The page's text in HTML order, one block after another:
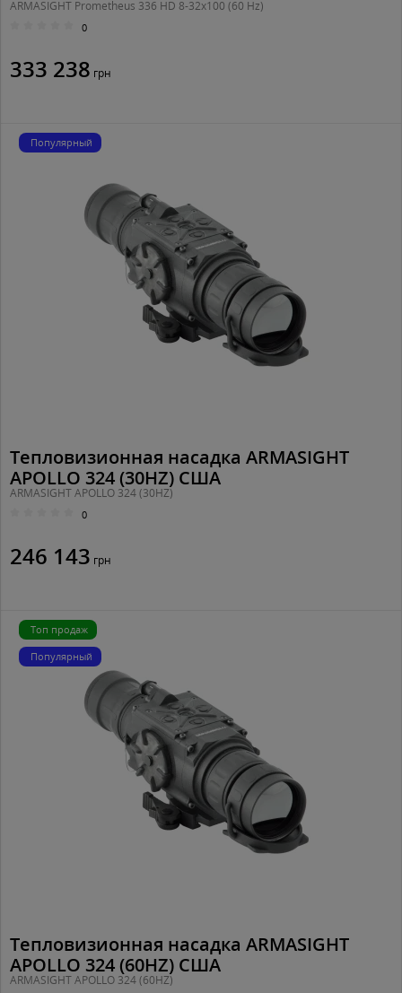
ARMASIGHT Prometheus 336 HD 8-32x100 (60 Hz)
0
333 238 грн
Популярный
Тепловизионная насадка ARMASIGHT
APOLLO 324 (30HZ) США
ARMASIGHT APOLLO 324 (30HZ)
0
246 143 грн
Топ продаж
Популярный
Тепловизионная насадка ARMASIGHT
APOLLO 324 (60HZ) США
ARMASIGHT APOLLO 324 (60HZ)